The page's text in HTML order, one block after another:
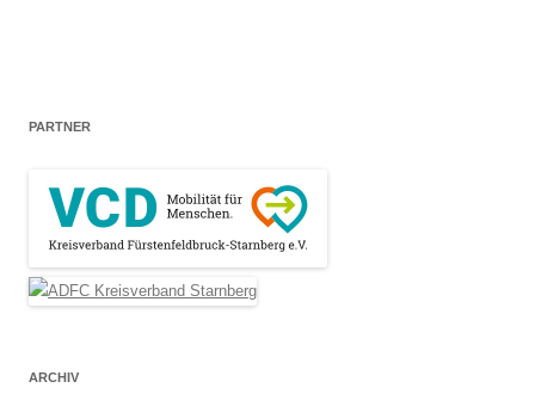
PARTNER
ARCHIV